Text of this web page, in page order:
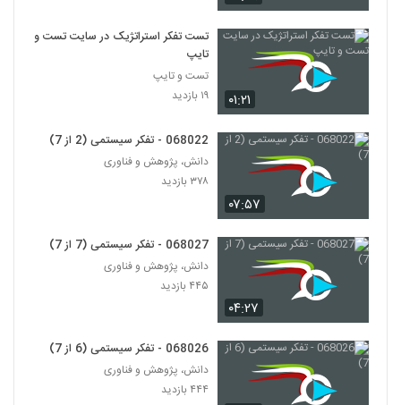
89
۵۶۸ بازدید
Thinking)
۵۰۲ بازدید
028091 - تفکر انتقادی (Critical
Thinking)
92
Thinking)
۴۸۴ بازدید
Thinking)
۴۸۳ بازدید
028094 - تفکر انتقادی (Critical
Thinking)
۰۱:۲۱
تست تفکر استراتژیک در سایت تست و
تایپ
تست و تایپ
۱۹ بازدید
۰۷:۵۷
068022 - تفکر سیستمی (2 از 7)
دانش، پژوهش و فناوری
۳۷۸ بازدید
۰۴:۲۷
068027 - تفکر سیستمی (7 از 7)
دانش، پژوهش و فناوری
۴۴۵ بازدید
068026 - تفکر سیستمی (6 از 7)
دانش، پژوهش و فناوری
۴۴۴ بازدید